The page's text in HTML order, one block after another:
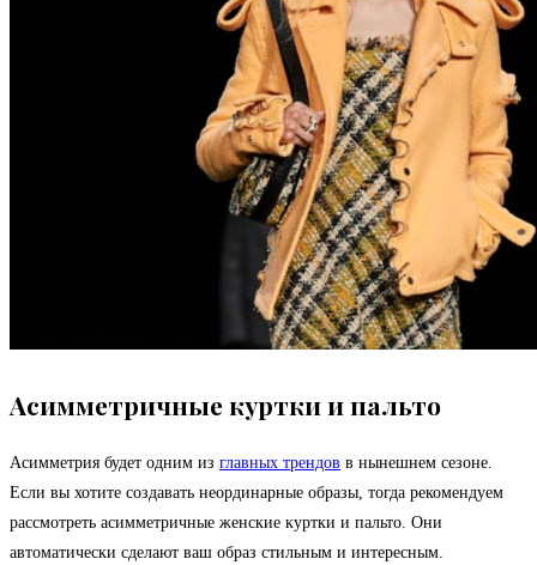
Асимметричные куртки и пальто
Асимметрия будет одним из главных трендов в нынешнем сезоне.
Если вы хотите создавать неординарные образы, тогда рекомендуем
рассмотреть асимметричные женские куртки и пальто. Они
автоматически сделают ваш образ стильным и интересным.